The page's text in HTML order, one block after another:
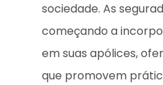
sociedade. As
começando a
em suas apólices,
que promovem